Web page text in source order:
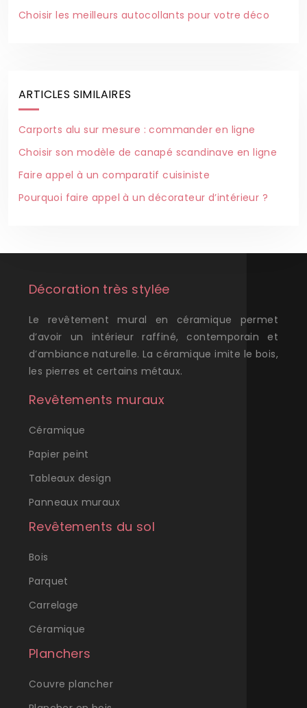
Choisir les meilleurs autocollants pour votre déco
ARTICLES SIMILAIRES
Carports alu sur mesure : commander en ligne
Choisir son modèle de canapé scandinave en ligne
Faire appel à un comparatif cuisiniste
Pourquoi faire appel à un décorateur d’intérieur ?
Décoration très stylée
Le revêtement mural en céramique permet
d’avoir un intérieur raffiné, contemporain et
d’ambiance naturelle. La céramique imite le bois,
les pierres et certains métaux.
Revêtements muraux
Céramique
Papier peint
Tableaux design
Panneaux muraux
Revêtements du sol
Bois
Parquet
Carrelage
Céramique
Planchers
Couvre plancher